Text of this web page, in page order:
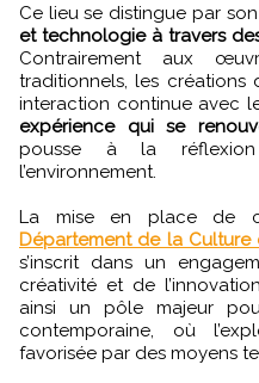
Ce lieu se distingue par
et technologie à travers
Contrairement aux
traditionnels, les créations
interaction continue avec
expérience qui se
pousse à la
l’environnement.
La mise en place de
Département de la Culture
s’inscrit dans un
créativité et de
ainsi un pôle majeur
contemporaine, où
favorisée par des moyens